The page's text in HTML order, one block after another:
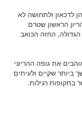
לדכאון ולתחושה לא
הראשון שטרם
החזה הכואב
את גופה ההריוני
ביותר שקיים ולעיתים
בתקופות רגילות.